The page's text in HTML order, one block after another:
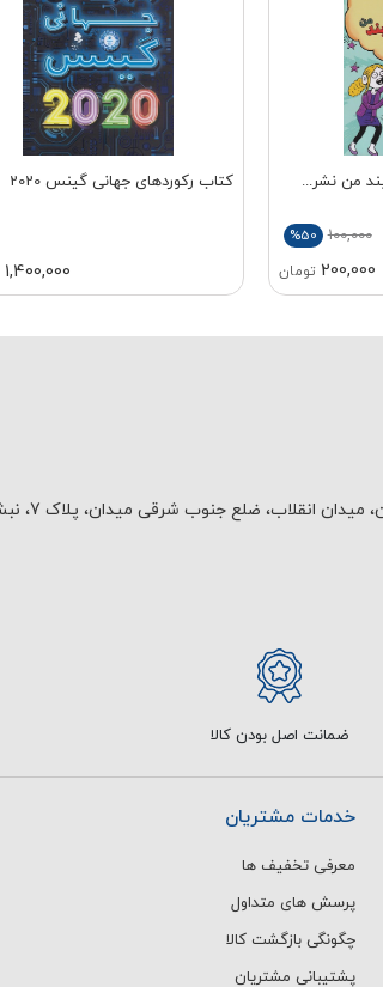
من نشر...
100,000
%50
200,000 تومان
کتاب رکوردهای جهانی گینس 2020
1,400,000
میدان انقلاب، ضلع جنوب شرقی میدان، پلاک 7، نبش کوچه آبرو
ضمانت اصل بودن کالا
خدمات مشتریان
معرفی تخفیف ها
پرسش های متداول
چگونگی بازگشت کالا
پشتیبانی مشتریان